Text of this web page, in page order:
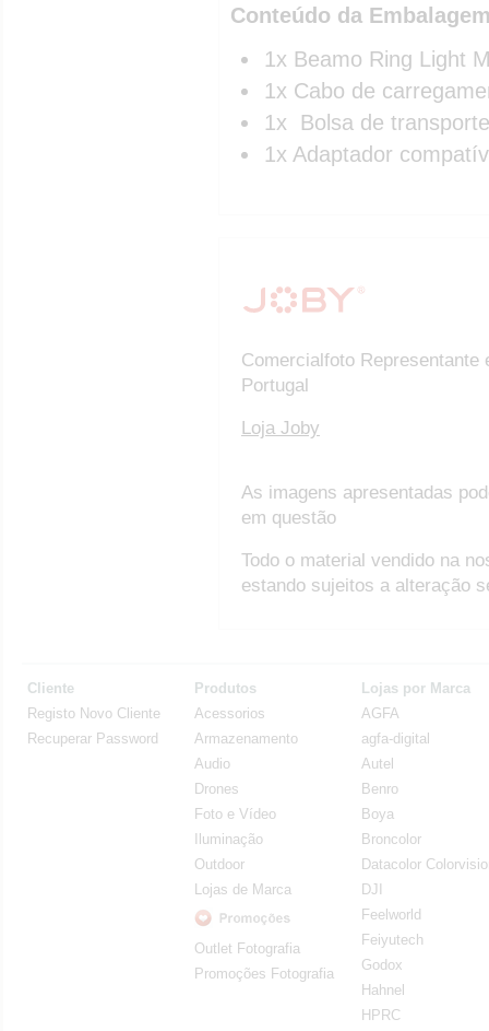
Conteúdo da
1x Beamo Ring Light
1x Cabo de
1x Bolsa de transporte
1x Adaptador
Comercialfoto
Portugal
Loja Joby
As imagens apresentadas
em questão
Todo o material vendido na
estando sujeitos a alteração
Cliente
Registo Novo Cliente
Recuperar Password
Produtos
Acessorios
Armazenamento
Audio
Drones
Foto e Vídeo
Iluminação
Outdoor
Lojas de Marca
Outlet Fotografia
Promoções Fotografia
Lojas por Marca
AGFA
agfa-digital
Autel
Benro
Boya
Broncolor
Datacolor
DJI
Feelworld
Feiyutech
Godox
Hahnel
HPRC